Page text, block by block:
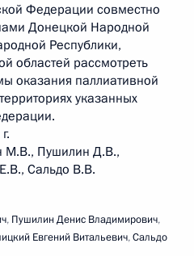
Федерации совместно
Донецкой Народной
Республики,
областей рассмотреть
оказания паллиативной
указанных
М.В., Пушилин Д.В.,
Сальдо В.В.
, Пушилин Денис Владимирович,
Евгений Витальевич,Сальдо